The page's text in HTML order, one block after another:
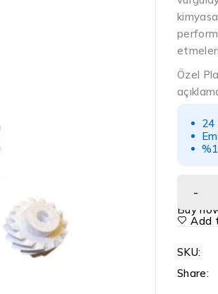
Özel
24
Buy
Add
SKU:
Share: